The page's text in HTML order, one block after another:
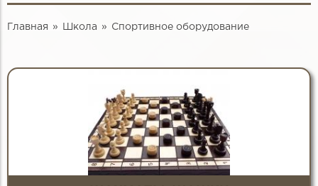
Главная Школа Спортивное оборудование